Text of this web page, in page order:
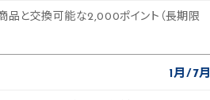
品と交換可能な2,000ポイント（長期限
1月 7月